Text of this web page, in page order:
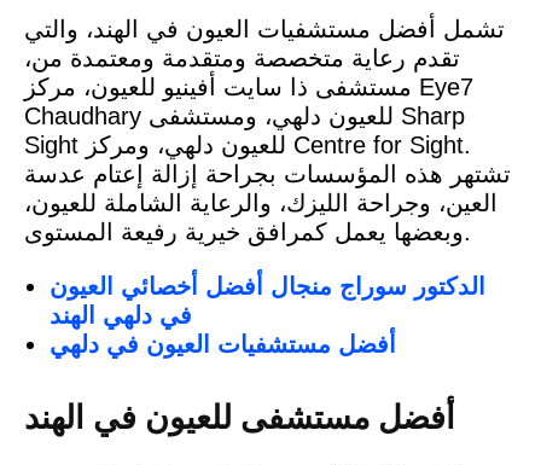
تشمل أفضل مستشفيات العيون في الهند، والتي
تقدم رعاية متخصصة ومتقدمة ومعتمدة من،
مستشفى ذا سايت أفينيو للعيون، مركز Eye7
Chaudhary للعيون دلهي، ومستشفى Sharp
Sight للعيون دلهي، ومركز Centre for Sight.
تشتهر هذه المؤسسات بجراحة إزالة إعتام عدسة
العين، وجراحة الليزك، والرعاية الشاملة للعيون،
وبعضها يعمل كمرافق خيرية رفيعة المستوى.
الدكتور سوراج منجال أفضل أخصائي العيون
في دلهي الهند
أفضل مستشفيات العيون في دلهي
أفضل مستشفى للعيون في الهند